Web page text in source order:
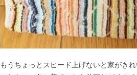
もうちょっとスピード上げないと家がき